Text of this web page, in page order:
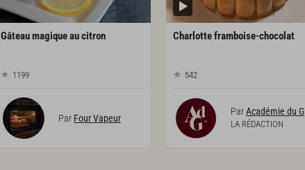
Gâteaumagiqueaucitron
1199
Par Four Vapeur
Charlotteframboise-chocolat
542
ParAcadémie du Goût
LA RÉDACTION